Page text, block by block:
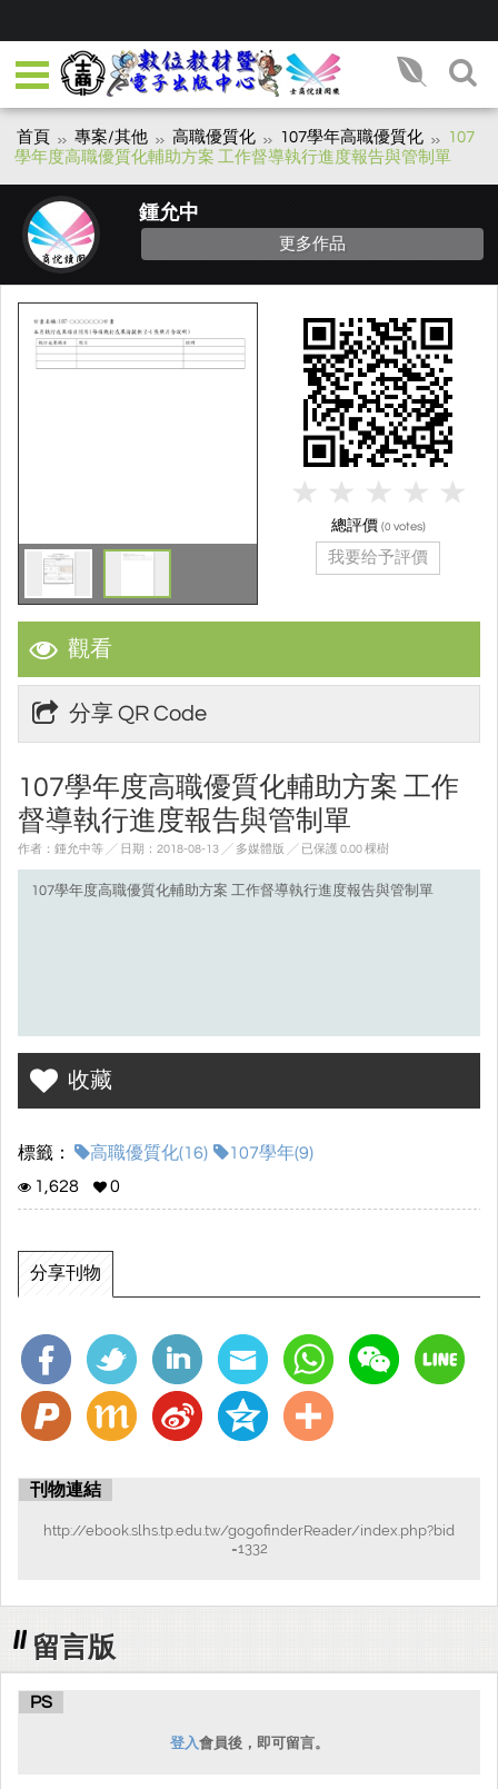
首頁 專案/其他 高職優質化 107學年高職優質化
107
學年度高職優質化輔助方案 工作督導執行進度報告與管制單
鍾允中
更多作品
觀看
分享 QR Code
107學年度高職優質化輔助方案 工作
督導執行進度報告與管制單
作者：鍾允中等 ╱ 日期：2018-08-13 ╱ 多媒體版 ╱ 已保護 0.00 棵樹
107學年度高職優質化輔助方案 工作督導執行進度報告與管制單
收藏
標籤： 高職優質化(16)
107學年(9)
1,628
0
分享刊物
刊物連結
http://ebook.slhs.tp.edu.tw/gogofinderReader/index.php?bid
=1332
留言版
PS
登入會員後，即可留言。
總評價 (0 votes)
我要给予評價